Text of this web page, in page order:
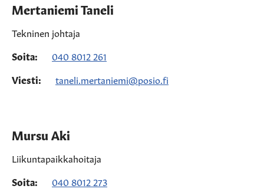
Mertaniemi Taneli
Tekninen johtaja
Soita:
040 8012 261
Viesti:
taneli.mertaniemi@posio.fi
Mursu Aki
Liikuntapaikkahoitaja
Soita:
040 8012 273